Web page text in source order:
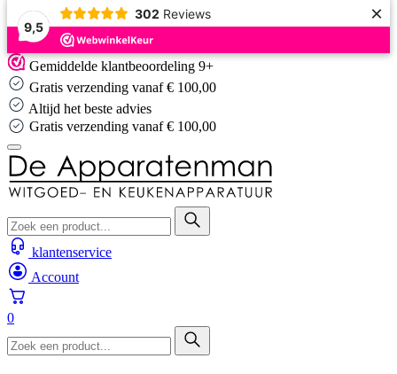
9,5
302 Reviews ×
Skip
to
content
Gemiddelde klantbeoordeling 9+
Gratis verzending vanaf € 100,00
Altijd het beste advies
Altijd het beste advies
klantenservice
Account
0